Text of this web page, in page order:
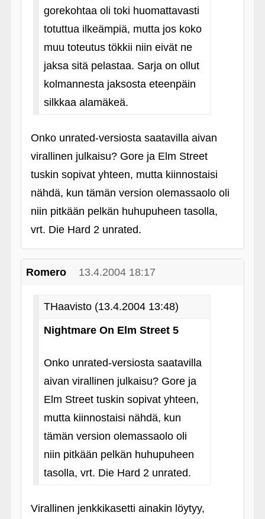
gorekohtaa oli toki huomattavasti
totuttua ilkeämpiä, mutta jos koko
muu toteutus tökkii niin eivät ne
jaksa sitä pelastaa. Sarja on ollut
kolmannesta jaksosta eteenpäin
silkkaa alamäkeä.
Onko unrated-versiosta saatavilla aivan
virallinen julkaisu? Gore ja Elm Street
tuskin sopivat yhteen, mutta kiinnostaisi
nähdä, kun tämän version olemassaolo oli
niin pitkään pelkän huhupuheen tasolla,
vrt. Die Hard 2 unrated.
Romero 13.4.2004 18:17
THaavisto (13.4.2004 13:48)
Nightmare On Elm Street 5
Onko unrated-versiosta saatavilla
aivan virallinen julkaisu? Gore ja
Elm Street tuskin sopivat yhteen,
mutta kiinnostaisi nähdä, kun
tämän version olemassaolo oli
niin pitkään pelkän huhupuheen
tasolla, vrt. Die Hard 2 unrated.
Virallinen jenkkikasetti ainakin löytyy,